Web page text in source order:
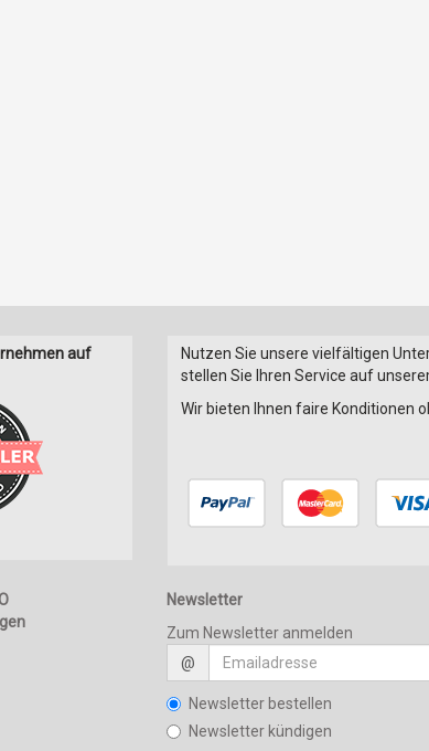
auf
Nutzen Sie unsere vielfältigen
stellen Sie Ihren Service auf
Wir bieten Ihnen faire Konditionen
Newsletter
Zum Newsletter anmelden
@
Newsletter bestellen
Newsletter kündigen